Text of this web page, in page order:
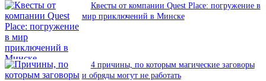
Квесты от компании Quest Place: погружение в
мир приключений в Минске
4 причины, по которым магические заговоры
и обряды могут не работать